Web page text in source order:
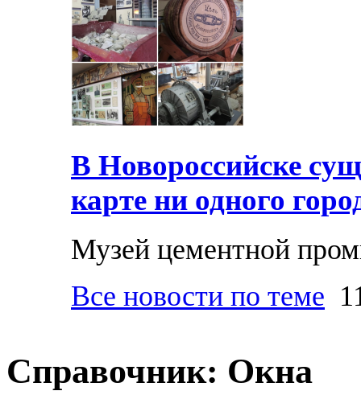
В Новороссийске
карте ни одного
Музей цементной
Все новости по теме
Справочник: Окна